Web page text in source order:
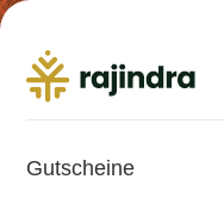
Gutscheine